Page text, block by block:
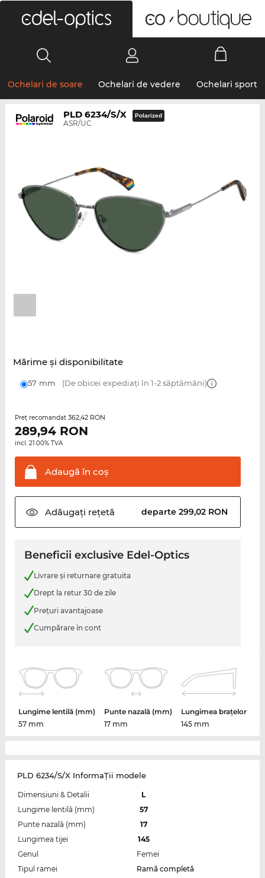
Ochelari de soare Ochelari de vedere Ochelari sport
PLD 6234/S/X
ASR/UC
Polarized
Mărime şi disponibilitate
57 mm (De obicei expediați în 1-2 săptămâni)
Preţ recomandat 362,42 RON
289,94RON
incl. 21.00% TVA
Adaugă în coş
Adăugați rețetă departe 299,02 RON
Beneficii exclusive Edel-Optics
Livrare şi returnare gratuita
Drept la retur 30 de zile
Preţuri avantajoase
Cumpărare în cont
Lungime lentilă (mm)
57 mm
Punte nazală (mm)
17 mm
Lungimea brațelor
145 mm
PLD 6234/S/X InformaŢii modele
Dimensiuni & Detalii
L
Lungime lentilă (mm)
57
Punte nazală (mm)
17
Lungimea tijei
145
Genul
Femei
Tipul ramei
Ramă completă